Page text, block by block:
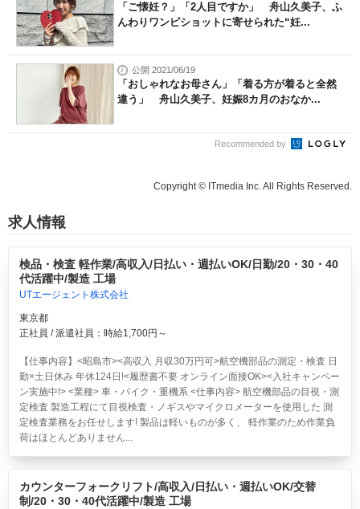
「ご懐妊？」「2人目ですか」 舟山久美子、ふ
んわりワンピショットに寄せられた“妊...
公開 2021/06/19
「おしゃれなお母さん」「着る方が着ると全然
違う」 舟山久美子、妊娠8カ月のおなか...
Recommended by
Copyright © ITmedia Inc. All Rights Reserved.
求人情報
検品・検査 軽作業/高収入/日払い・週払いOK/日勤/20・30・40
代活躍中/製造 工場
UTエージェント株式会社
東京都
正社員 / 派遣社員：時給1,700円～
【仕事内容】<昭島市><高収入 月収30万円可>航空機部品の測定・検査 日
勤×土日休み 年休124日!<履歴書不要 オンライン面接OK><入社キャンペー
ン実施中!> <業種> 車・バイク・重機系 <仕事内容> 航空機部品の目視・測
定検査 製造工程にて目視検査・ノギスやマイクロメーターを使用した 測
定検査業務をお任せします! 製品は軽いものが多く、 軽作業のため作業負
荷はほとんどありません...
カウンターフォークリフト/高収入/日払い・週払いOK/交替
制/20・30・40代活躍中/製造 工場